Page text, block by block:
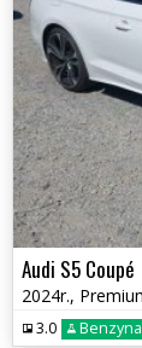
Audi S5 Coupé
3.0 Benzyna